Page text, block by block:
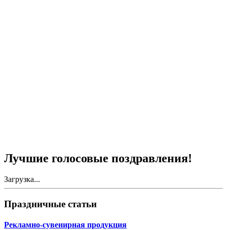
Лучшие голосовые поздравления!
Загрузка...
Праздничные статьи
Рекламно-сувенирная продукция